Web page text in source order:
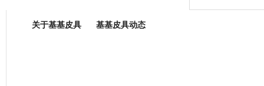
关于基基皮具 基基皮具动态